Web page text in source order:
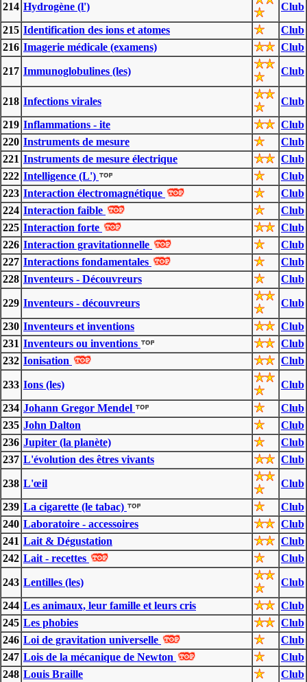
214 Hydrogène (l')
Club
215 Identification des ions et atomes
Club
216 Imagerie médicale (examens) Club
217 Immunoglobulines (les) Club
218 Infections virales
Club
219 Inflammations - ite
Club
220 Instruments de mesure
Club
221 Instruments de mesure électrique
Club
222 Intelligence (L')
Club
223 Interaction électromagnétique
Club
224 Interaction faible
Club
225 Interaction forte
Club
226 Interaction gravitationnelle
Club
227 Interactions fondamentales
Club
228 Inventeurs - Découvreurs Club
229 Inventeurs - découvreurs
Club
230 Inventeurs et inventions
Club
231 Inventeurs ou inventions
Club
232 Ionisation Club
233 Ions (les)
Club
234 Johann Gregor Mendel
Club
235 John Dalton
Club
236 Jupiter (la planète)
Club
237 L'évolution des êtres vivants Club
238 L'œil
Club
239 La cigarette (le tabac)
Club
240 Laboratoire - accessoires
Club
241 Lait & Dégustation
Club
242 Lait - recettes Club
243 Lentilles (les)
Club
244 Les animaux, leur famille et leurs cris
Club
245 Les phobies
Club
246 Loi de gravitation universelle
Club
247 Lois de la mécanique de Newton
Club
248 Louis Braille Club